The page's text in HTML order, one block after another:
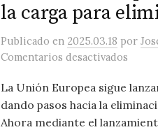
la carga para
Publicado en 2025.03.18 por
Comentarios desactivados en
La Unión Europea sigue
dando pasos hacia la
Ahora mediante el